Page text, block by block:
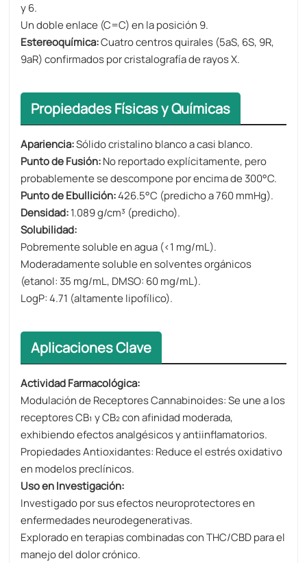
y 6.
Un doble enlace (C=C) en la posición 9.
​​Estereoquímica​​:Cuatro centros quirales (5aS, 6S, 9R,
9aR) confirmados por cristalografía de rayos X.
Propiedades Físicas y Químicas
Apariencia​​:Sólido cristalino blanco a casi blanco.
Punto de Fusión​​:No reportado explícitamente, pero
probablemente se descompone por encima de 300°C.
Punto de Ebullición​​:426.5°C (predicho a 760 mmHg).
Densidad​​:1.089 g/cm³ (predicho).
Solubilidad​​:
Pobremente soluble en agua (<1 mg/mL).
Moderadamente soluble en solventes orgánicos
(etanol: 35 mg/mL, DMSO: 60 mg/mL).
​​LogP​​: 4.71 (altamente lipofílico).
Aplicaciones Clave
Actividad Farmacológica​​:
​​Modulación de Receptores Cannabinoides​​: Se une a los
receptores CB₁ y CB₂ con afinidad moderada,
exhibiendo efectos analgésicos y antiinflamatorios.
​​Propiedades Antioxidantes​​: Reduce el estrés oxidativo
en modelos preclínicos.
Uso en Investigación​​:
Investigado por sus efectos neuroprotectores en
enfermedades neurodegenerativas.
Explorado en terapias combinadas con THC/CBD para el
manejo del dolor crónico.